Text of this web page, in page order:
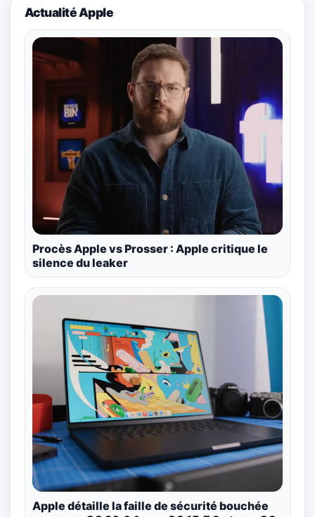
Actualité Apple
Procès Apple vs Prosser : Apple critique le
silence du leaker
Apple détaille la faille de sécurité bouchée